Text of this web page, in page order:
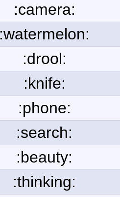
:camera:
:watermelon:
:drool:
:knife:
:phone:
:search:
:beauty:
:thinking: